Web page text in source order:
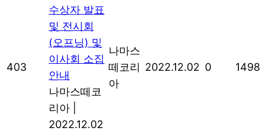
403
수상자 발표
및 전시회
(오프닝) 및
이사회 소집
안내
나마스떼코
리아
2022.12.02
나마스
떼코리
아
2022.12.02 0 1498